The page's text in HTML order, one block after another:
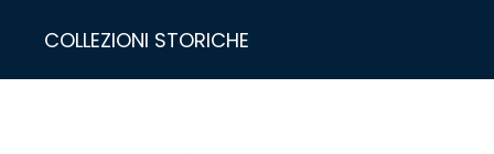
COLLEZIONI STORICHE